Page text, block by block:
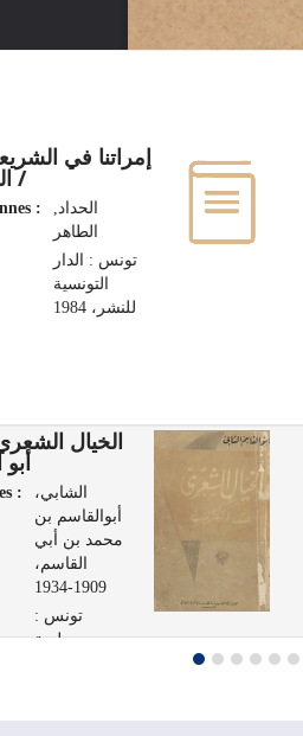
إمراتنا في
/
:
الحداد,
الطاهر‏
تونس : الدار
التونسية
للنشر، 1984
الخيال
:
الشابي،
أبوالقاسم بن
محمد بن أبي
القاسم،
1909-1934
تونس :
مطبعة